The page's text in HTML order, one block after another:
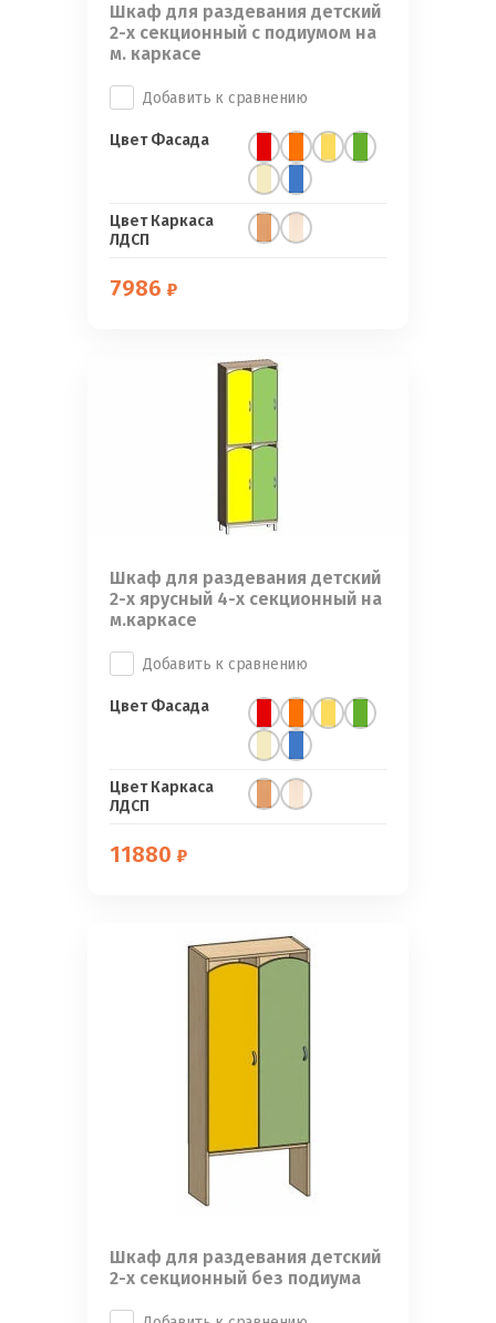
Шкаф для раздевания детский
2-х секционный с подиумом на
м. каркасе
Добавить к сравнению
Цвет Фасада
Цвет Каркаса
ЛДСП
7986
Шкаф для раздевания детский
2-х ярусный 4-х секционный на
м.каркасе
Добавить к сравнению
Цвет Фасада
Цвет Каркаса
ЛДСП
11880
Шкаф для раздевания детский
2-х секционный без подиума